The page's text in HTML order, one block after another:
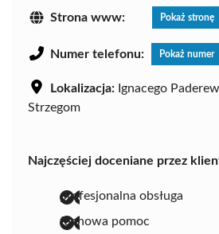
Strona www: Pokaż stronę
Numer telefonu: Pokaż numer
Lokalizacja: Ignacego
Strzegom
Najczęściej doceniane przez
profesjonalna obsługa
fachowa pomoc